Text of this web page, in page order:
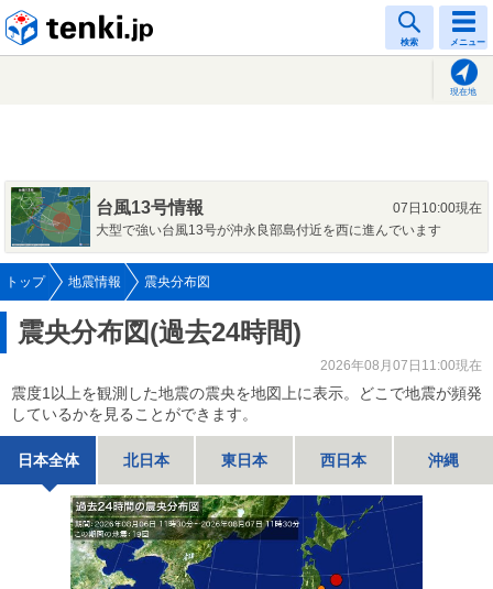
検索 メニュー
現在地
台風13号情報
07日10:00現在
大型で強い台風13号が沖永良部島付近を西に進んでいます
トップ 地震情報 震央分布図
震央分布図(過去24時間)
2026年08月07日11:00現在
震度1以上を観測した地震の震央を地図上に表示。どこで地震が頻発
しているかを見ることができます。
日本全体 北日本 東日本 西日本 沖縄